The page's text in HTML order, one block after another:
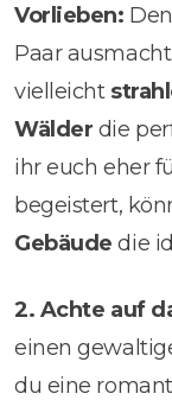
Vorlieben:
Paar
vielleicht
Wälder die
ihr euch eher
begeistert,
Gebäude die
2. Achte auf
einen
du eine